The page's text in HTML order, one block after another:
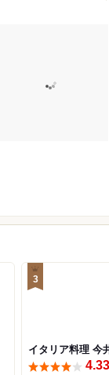
3
イタリア料理 今
4.33